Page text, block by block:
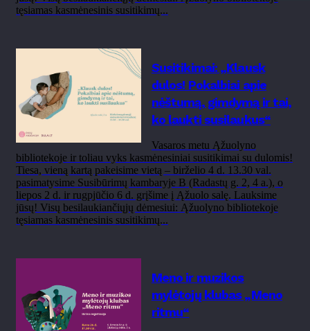
tęsiamas kasmėnesinis susitikimų...
Susitikimai: „Klausk
dulos! Pokalbiai apie
nėštumą, gimdymą ir tai,
ko laukti susilaukus“
Vasaros metu Ąžuolyno
bibliotekoje ir toliau vyks kasmėnesiniai susitikimai su dulomis!
Tiesa, vieną kartą pakeisime vietą – birželio 4 d. 13.30 val.
pasimatysime Susibūrimų kambaryje B (Radastų g. 2, 4 a.), o
liepos 2 d. ir rugpjūčio 6 d. grįšime į Ąžuolo salę. Lauksime
jūsų! Visų besilaukiančiųjų dėmesiui: Ąžuolyno bibliotekoje
tęsiamas kasmėnesinis susitikimų...
Meno ir muzikos
mylėtojų klubas „Meno
ritmu“